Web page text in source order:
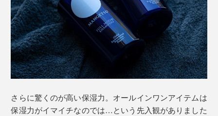
さらに驚くのが高い保湿力。オールインワンアイテムは
保湿力がイマイチなのでは…という先入観がありました